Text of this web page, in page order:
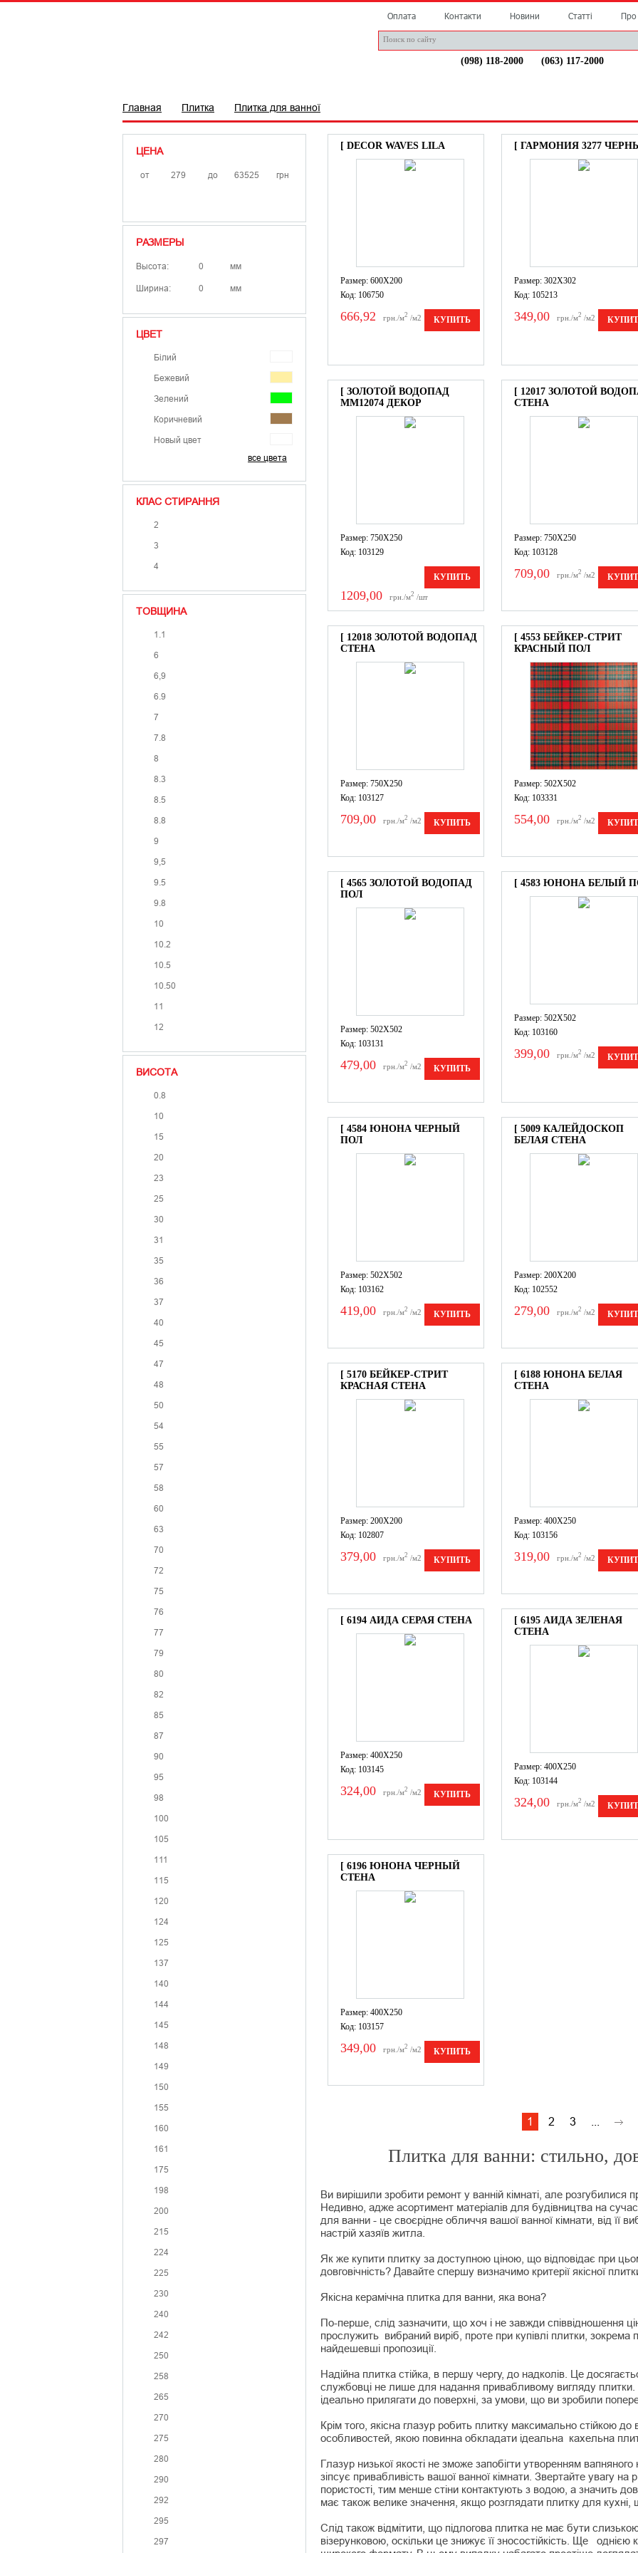
Оплата Контакти Новини Статті Про
(098) 118-2000 (063) 117-2000
Главная Плитка Плитка для ванної
ЦЕНА
от до грн
РАЗМЕРЫ
Высота: мм
Ширина: мм
ЦВЕТ
Білий
Бежевий
Зелений
Коричневий
Новый цвет
Сірий
Синій
Фіолетовий
Червоний
Чорний
все цвета
КЛАС СТИРАННЯ
2
3
4
ТОВЩИНА
1.1
6
6,9
6.9
7
7.8
8
8.3
8.5
8.8
9
9,5
9.5
9.8
10
10.2
10.5
10.50
11
12
ВИСОТА
0.8
10
15
20
23
25
30
31
35
36
37
40
45
47
48
50
54
55
57
58
60
63
70
72
75
76
77
79
80
82
85
87
90
95
98
100
105
111
115
120
124
125
137
140
144
145
148
149
150
155
160
161
175
198
200
215
224
225
230
240
242
250
258
265
270
275
280
290
292
295
297
[ DECOR WAVES LILA
Размер: 600X200
Код: 106750
КУПИТЬ
666,92 грн./м2 /м2
[ ГАРМОНИЯ 3277
Размер: 302X302
Код: 105213
349,00 грн./м2 /м2
[ ЗОЛОТОЙ ВОДОПАД
MM12074 ДЕКОР
Размер: 750X250
Код: 103129
КУПИТЬ
1209,00 грн./м2 /шт
[ 12017 ЗОЛОТОЙ
СТЕНА
Размер: 750X250
Код: 103128
709,00 грн./м2 /м2
[ 12018 ЗОЛОТОЙ ВОДОПАД
СТЕНА
Размер: 750X250
Код: 103127
КУПИТЬ
709,00 грн./м2 /м2
[ 4553 БЕЙКЕР-СТРИТ
КРАСНЫЙ ПОЛ
Размер: 502X502
Код: 103331
554,00 грн./м2 /м2
[ 4565 ЗОЛОТОЙ ВОДОПАД
ПОЛ
Размер: 502X502
Код: 103131
КУПИТЬ
479,00 грн./м2 /м2
[ 4583 ЮНОНА БЕЛЫЙ
Размер: 502X502
Код: 103160
399,00 грн./м2 /м2
[ 4584 ЮНОНА ЧЕРНЫЙ
ПОЛ
Размер: 502X502
Код: 103162
КУПИТЬ
419,00 грн./м2 /м2
[ 5009 КАЛЕЙДОСКОП
БЕЛАЯ СТЕНА
Размер: 200X200
Код: 102552
279,00 грн./м2 /м2
[ 5170 БЕЙКЕР-СТРИТ
КРАСНАЯ СТЕНА
Размер: 200X200
Код: 102807
КУПИТЬ
379,00 грн./м2 /м2
[ 6188 ЮНОНА БЕЛАЯ
СТЕНА
Размер: 400X250
Код: 103156
319,00 грн./м2 /м2
[ 6194 АИДА СЕРАЯ СТЕНА
Размер: 400X250
Код: 103145
КУПИТЬ
324,00 грн./м2 /м2
[ 6195 АИДА ЗЕЛЕНАЯ
СТЕНА
Размер: 400X250
Код: 103144
324,00 грн./м2 /м2
[ 6196 ЮНОНА ЧЕРНЫЙ
СТЕНА
Размер: 400X250
Код: 103157
КУПИТЬ
349,00 грн./м2 /м2
1 2 3
Плитка для ванни: стильно,
Ви вирішили зробити ремонт у ванній кімнаті, але розгубилися
Недивно, адже асортимент матеріалів для будівництва на
для ванни - це своєрідне обличчя вашої ванної кімнати, від її
настрій хазяїв житла.
Як же купити плитку за доступною ціною, що відповідає при
довговічність? Давайте спершу визначимо критерії якісної
Якісна керамічна плитка для ванни, яка вона?
По-перше, слід зазначити, що хоч і не завжди співвідношення
прослужить вибраний виріб, проте при купівлі плитки, зокрема
найдешевші пропозиції.
Надійна плитка стійка, в першу чергу, до надколів. Це
службовці не лише для надання привабливому вигляду плитки.
ідеально прилягати до поверхні, за умови, що ви зробили
Крім того, якісна глазур робить плитку максимально стійкою
особливостей, якою повинна обкладати ідеальна кахельна
Глазур низької якості не зможе запобігти утворенням
зіпсує привабливість вашої ванної кімнати. Звертайте увагу
пористості, тим менше стіни контактують з водою, а значить
має також велике значення, якщо розглядати плитку для кухні,
Слід також відмітити, що підлогова плитка не має бути
візерунковою, оскільки це знижує її зносостійкість. Ще